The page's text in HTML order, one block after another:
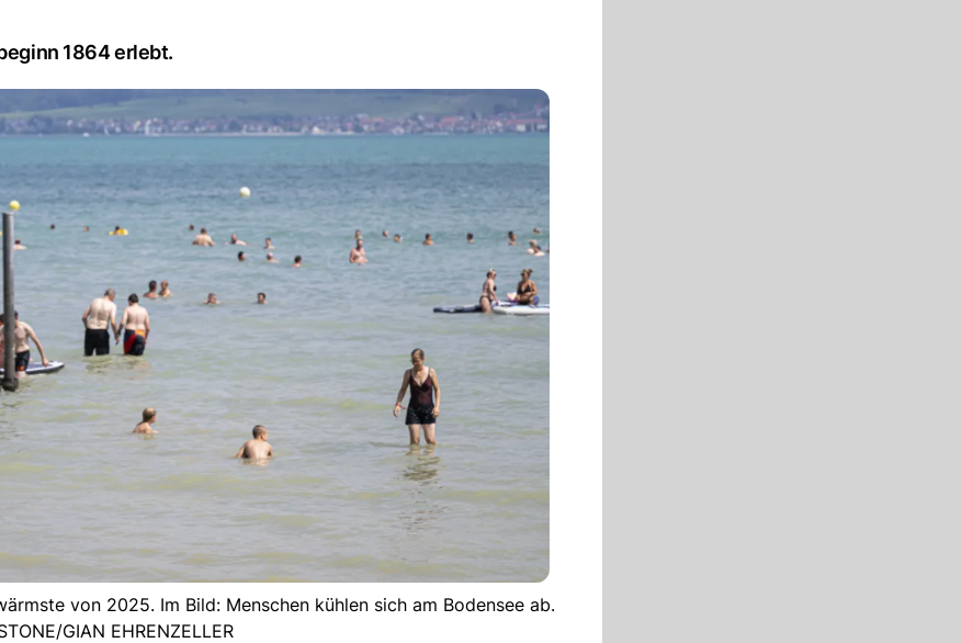
1864 erlebt.
von 2025. Im Bild: Menschen kühlen sich am Bodensee ab.
GIAN EHRENZELLER